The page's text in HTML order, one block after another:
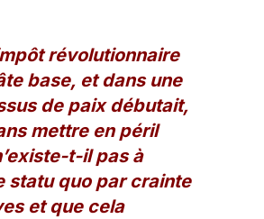
révolutionnaire
base, et dans une
de paix débutait,
mettre en péril
t-il pas à
statu quo par crainte
et que cela